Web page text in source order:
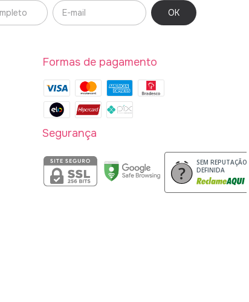
Formas de pagamento
Segurança
SEM REPUTAÇÃO
DEFINIDA